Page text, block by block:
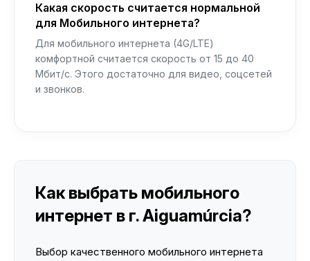
Какая скорость считается нормальной
для Мобильного интернета?
Для мобильного интернета (4G/LTE)
комфортной считается скорость от 15 до 40
Мбит/с. Этого достаточно для видео, соцсетей
и звонков.
Как выбрать мобильного
интернет в г. Aiguamúrcia?
Выбор качественного мобильного интернета